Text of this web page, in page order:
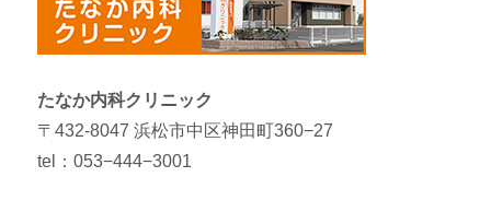
たなか内科クリニック
〒432-8047 浜松市中区神田町360−27
tel：053−444−3001